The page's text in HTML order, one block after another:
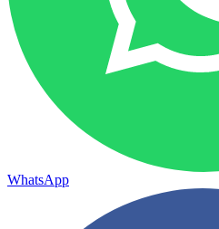
WhatsApp